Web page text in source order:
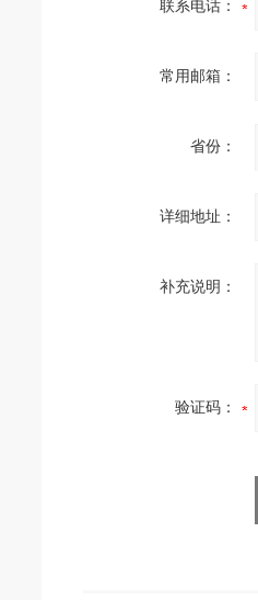
联系电话：
常用邮箱：
省份：
详细地址：
补充说明：
验证码：